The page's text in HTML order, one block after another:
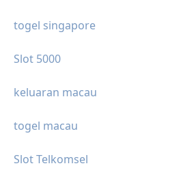
togel singapore
Slot 5000
keluaran macau
togel macau
Slot Telkomsel